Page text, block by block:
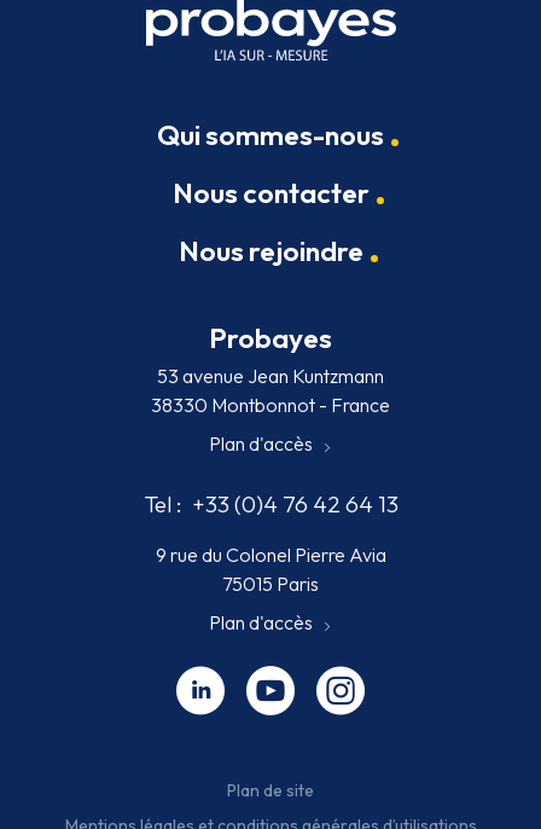
Qui sommes-nous
Nous contacter
Nous rejoindre
Probayes
53 avenue Jean Kuntzmann
38330 Montbonnot - France
Plan d'accès
Tel : +33 (0)4 76 42 64 13
9 rue du Colonel Pierre Avia
75015 Paris
Plan d'accès
Linkedin - nouvelle fenêtre
Youtube - nouvelle fenêtre
Instagram - nouvelle
Plan de site